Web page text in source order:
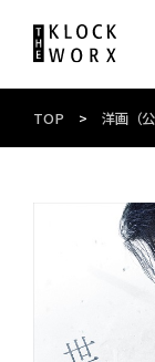
TOP > 洋画（公